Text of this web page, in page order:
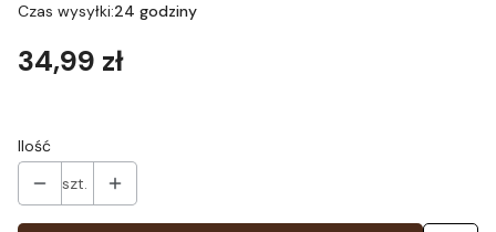
Czas wysyłki:24 godziny
Cena
34,99 zł
Ilość
szt.